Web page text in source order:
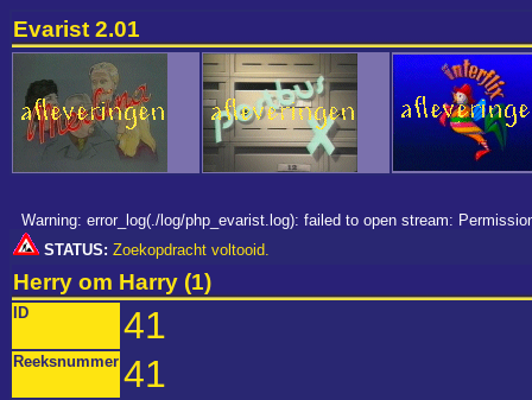
Evarist 2.01
Warning: error_log(./log/php_evarist.log): failed to open stream:
STATUS: Zoekopdracht voltooid.
Herry om Harry (1)
ID 41
Reeksnummer 41